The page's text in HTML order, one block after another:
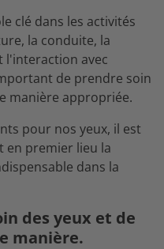
clé dans les activités
la conduite, la
l'interaction avec
de prendre soin
manière appropriée.
pour nos yeux, il est
en premier lieu la
dans la
des yeux et de
manière.